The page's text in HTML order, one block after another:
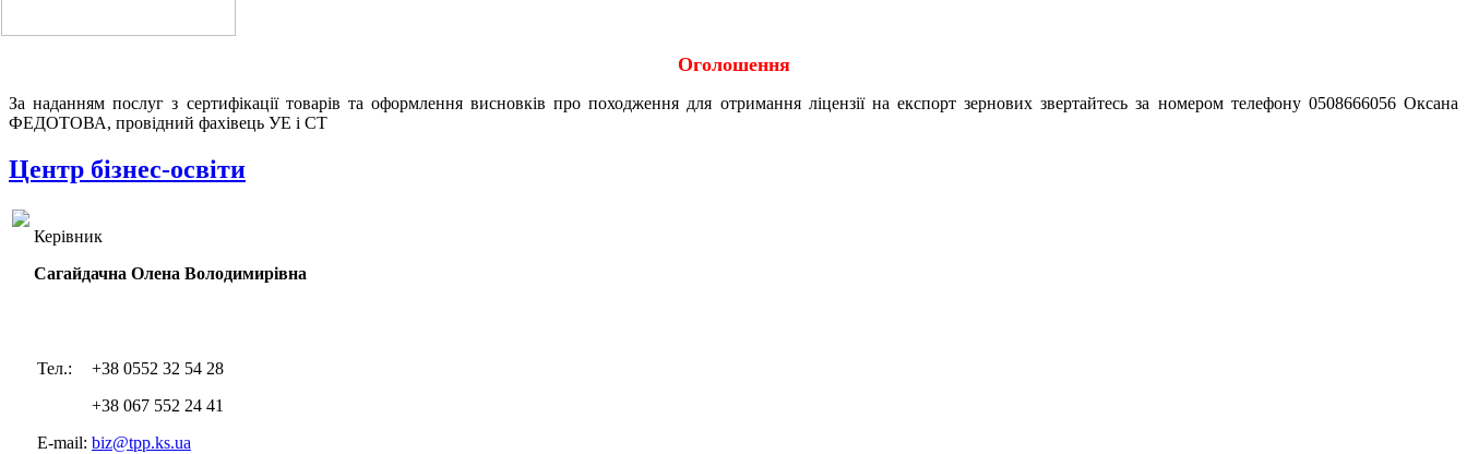
Оголошення
За наданням послуг з сертифікації товарів та оформлення висновків про походження для отримання ліцензії на експорт зернових звертайтесь за номером телефону 0508666056 Оксана
ФЕДОТОВА, провідний фахівець УЕ і СТ
Центр бізнес-освіти
Керівник
Сагайдачна Олена Володимирівна
Тел.:
E-mail:
+38 0552 32 54 28
+38 067 552 24 41
biz@tpp.ks.ua